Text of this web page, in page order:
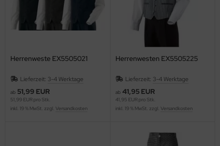
Herrenweste EX5505021
Lieferzeit: 3-4 Werktage
ab 51,99 EUR
51,99 EUR pro Stk.
inkl. 19 % MwSt. zzgl. Versandkosten
Herrenwesten EX5505225
Lieferzeit: 3-4 Werktage
ab 41,95 EUR
41,95 EUR pro Stk.
inkl. 19 % MwSt. zzgl. Versandkosten